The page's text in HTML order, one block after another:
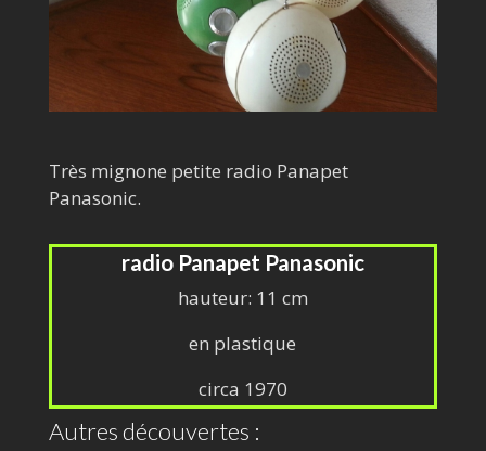
Très mignone petite radio Panapet
Panasonic.
radio Panapet Panasonic
hauteur: 11 cm
en plastique
circa 1970
Autres découvertes :